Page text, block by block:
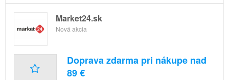
Market24.sk
Nová akcia
Doprava zdarma pri nákupe nad
89 €